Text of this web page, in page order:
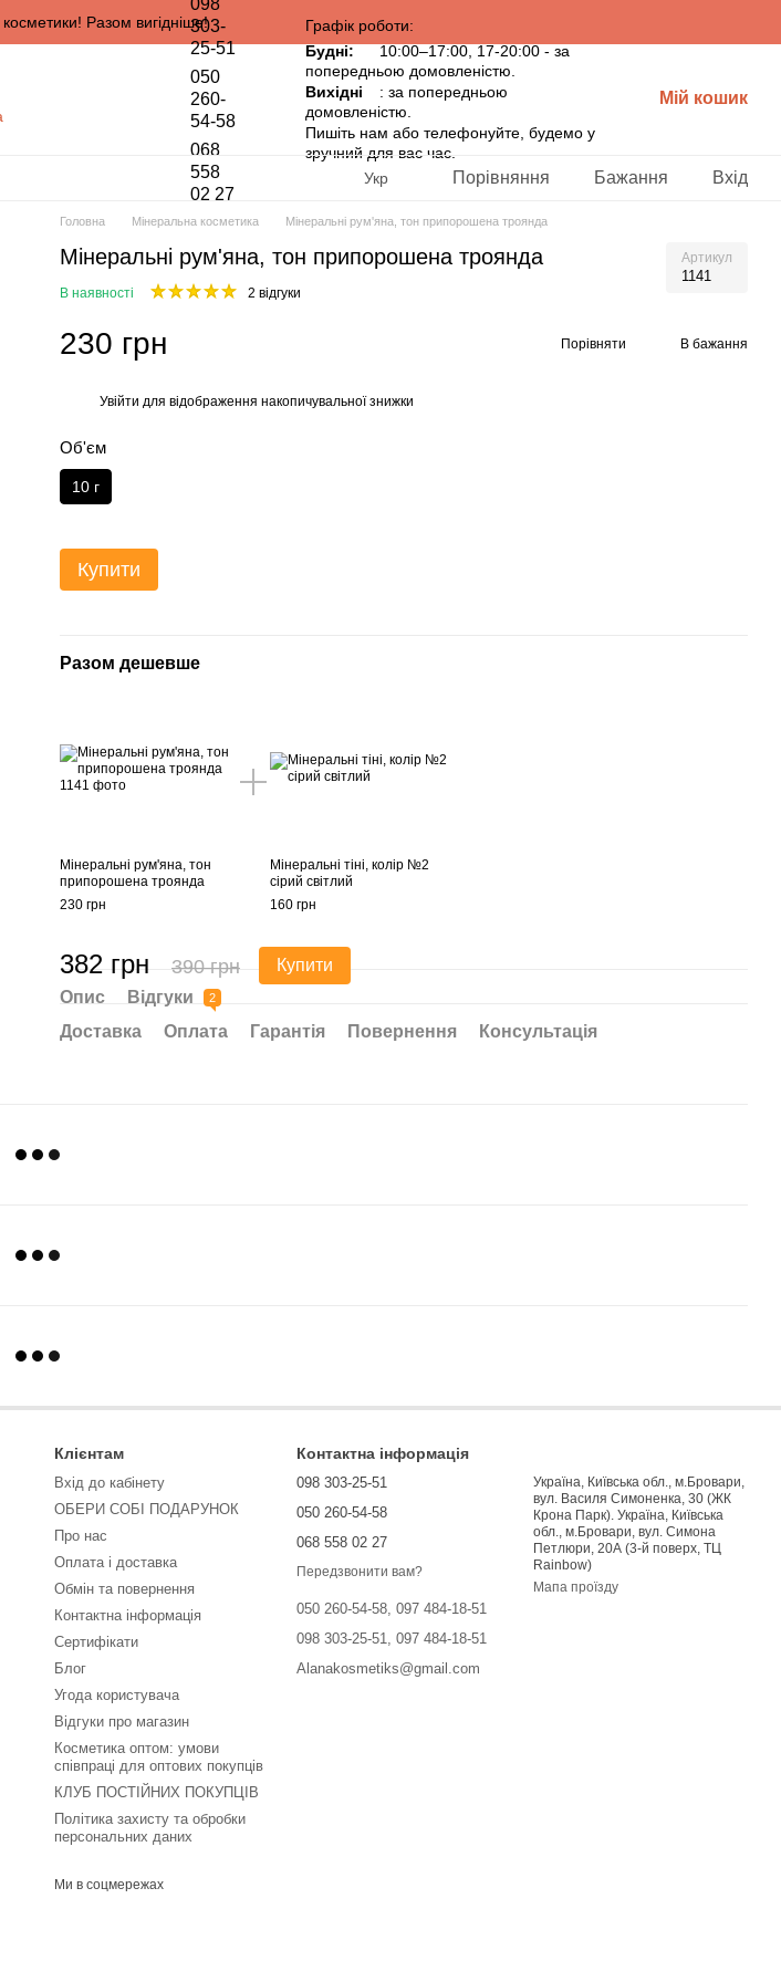
Разом вигідніше!
098
303-
25-51
050
260-
54-58
068
558
02 27
Графік роботи:
Будні:
10:00–17:00, 17-20:00 - за
попередньою домовленістю.
Вихідні
: за попередньою
домовленістю.
Пишіть нам або телефонуйте, будемо у
зручний для вас час.
Мій кошик
Укр Порівняння Бажання Вхід
Головна Мінеральна косметика Мінеральні рум'яна, тон припорошена троянда
Мінеральні рум'яна, тон припорошена троянда Артикул
1141
В наявності 2 відгуки
230 грн Порівняти В бажання
Увійти для відображення накопичувальної знижки
Об'єм
10 г
Купити
Разом дешевше
Мінеральні рум'яна, тон
припорошена троянда
230 грн
Мінеральні тіні, колір №2
сірий світлий
160 грн
382 грн 390 грн
Купити
Опис
Відгуки 2
Доставка Оплата Гарантія Повернення Консультація
Клієнтам
Вхід до кабінету
ОБЕРИ СОБІ ПОДАРУНОК
Про нас
Оплата і доставка
Обмін та повернення
Контактна інформація
Сертифікати
Блог
Угода користувача
Відгуки про магазин
Косметика оптом: умови
співпраці для оптових покупців
КЛУБ ПОСТІЙНИХ ПОКУПЦІВ
Політика захисту та обробки
персональних даних
Ми в соцмережах
Контактна інформація
098 303-25-51
050 260-54-58
068 558 02 27
Передзвонити вам?
050 260-54-58, 097 484-18-51
098 303-25-51, 097 484-18-51
Alanakosmetiks@gmail.com
Україна, Київська обл., м.Бровари,
вул. Василя Симоненка, 30 (ЖК
Крона Парк). Україна, Київська
обл., м.Бровари, вул. Симона
Петлюри, 20А (3-й поверх, ТЦ
Rainbow)
Мапа проїзду